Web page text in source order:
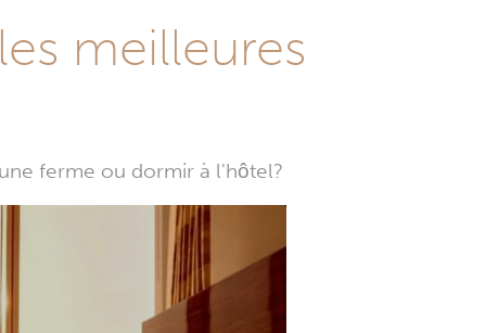
meilleures
ferme ou dormir à l'hôtel?